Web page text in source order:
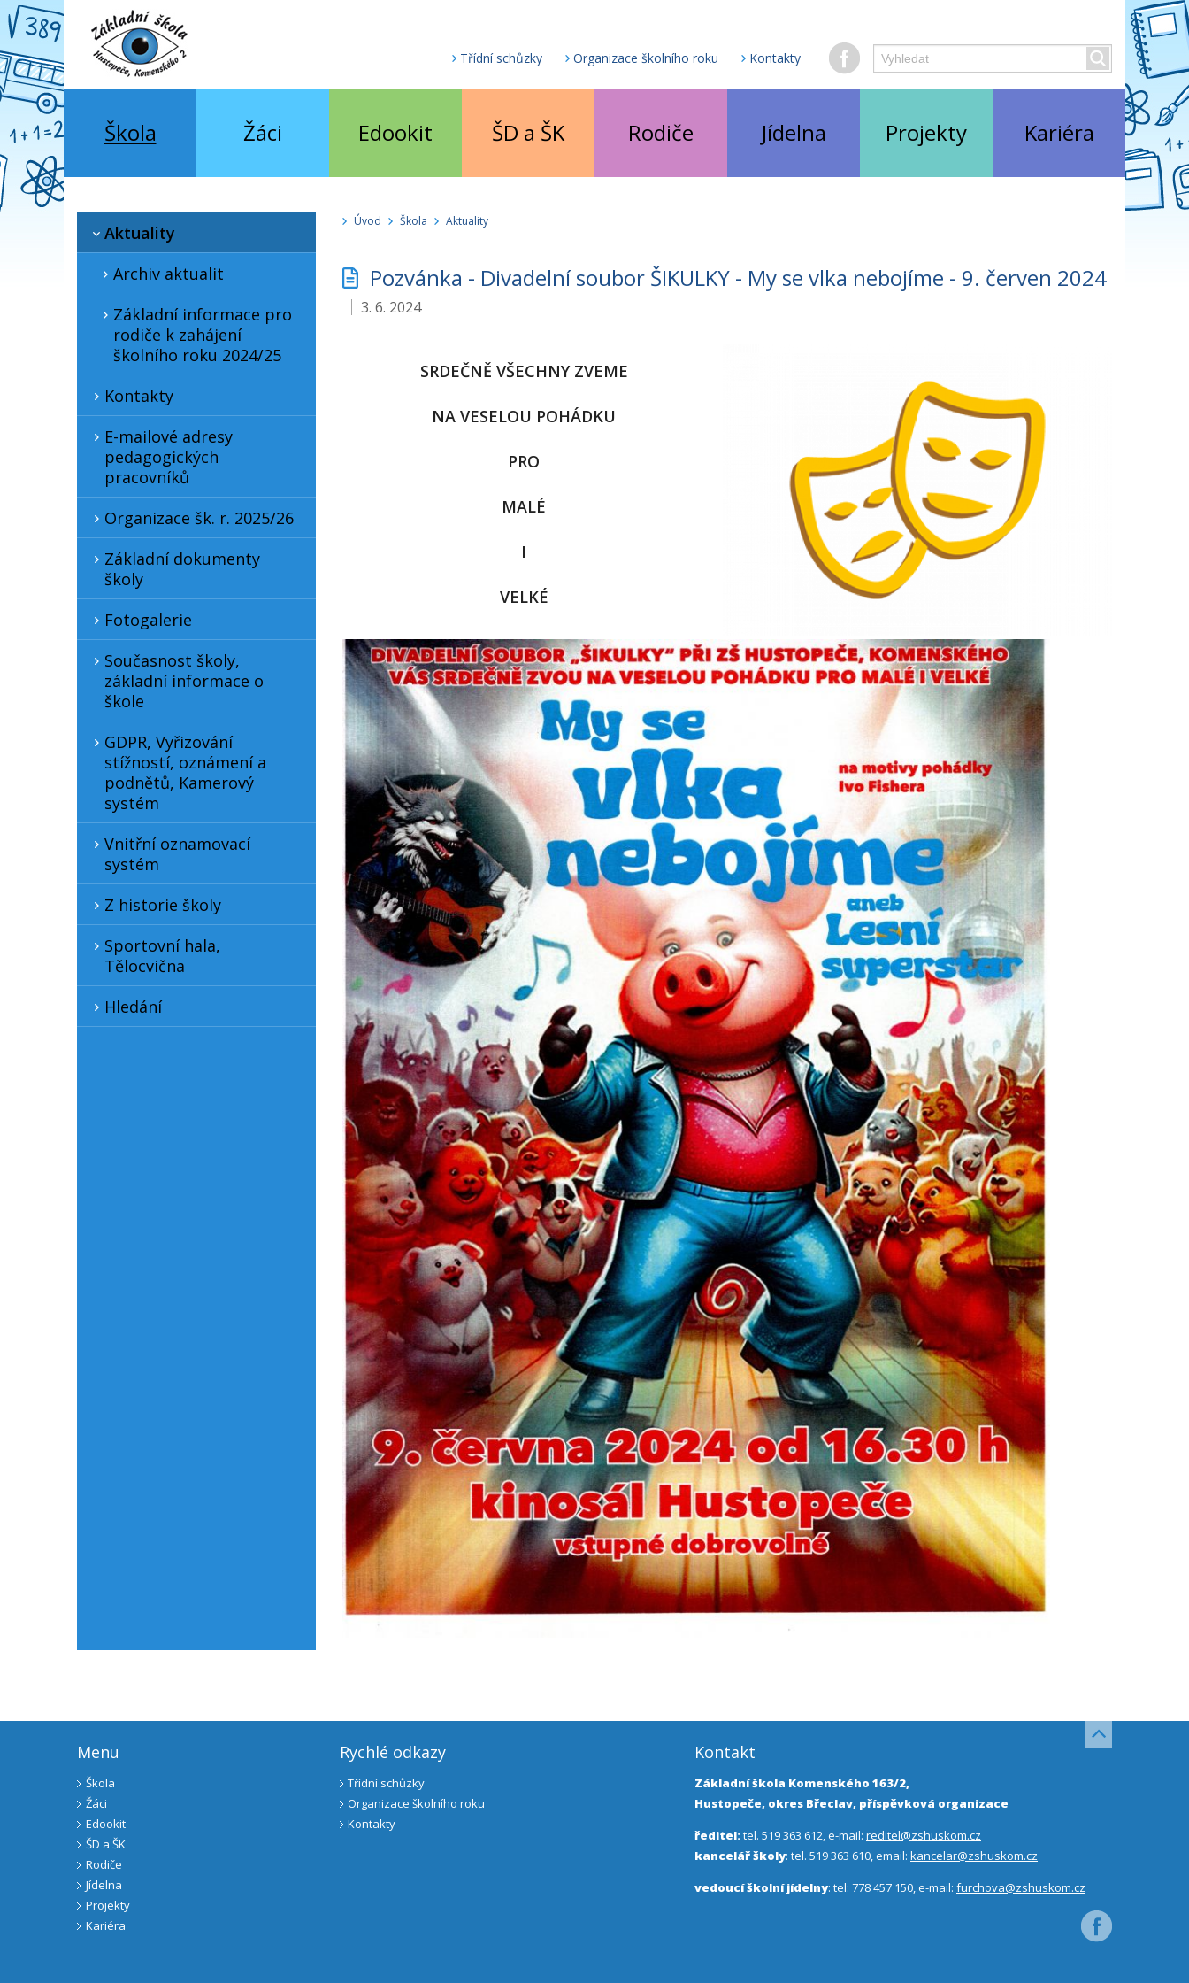
Třídní schůzky Organizace školního roku Kontakty
Hledaný
text
Vyhledat
Škola Žáci Edookit ŠD a ŠK Rodiče Jídelna Projekty Kariéra
Aktuality
Archiv aktualit
Základní informace pro
rodiče k zahájení
školního roku 2024/25
Kontakty
E-mailové adresy
pedagogických
pracovníků
Organizace šk. r. 2025/26
Základní dokumenty
školy
Fotogalerie
Současnost školy,
základní informace o
škole
GDPR, Vyřizování
stížností, oznámení a
podnětů, Kamerový
systém
Vnitřní oznamovací
systém
Z historie školy
Sportovní hala,
Tělocvična
Hledání
Úvod Škola Aktuality
Pozvánka - Divadelní soubor ŠIKULKY - My se vlka nebojíme - 9. červen 2024
3. 6. 2024
SRDEČNĚ VŠECHNY ZVEME
NA VESELOU POHÁDKU
PRO
MALÉ
I
VELKÉ
Facebook
Menu
Škola
Žáci
Edookit
ŠD a ŠK
Rodiče
Jídelna
Projekty
Kariéra
Rychlé odkazy
Třídní schůzky
Organizace školního roku
Kontakty
Kontakt
Základní škola Komenského 163/2,
Hustopeče, okres Břeclav, příspěvková organizace
ředitel:tel. 519 363 612, e-mail: reditel@zshuskom.cz
kancelář školy: tel. 519 363 610, email: kancelar@zshuskom.cz
vedoucí školní jídelny: tel: 778 457 150, e-mail: furchova@zshuskom.cz